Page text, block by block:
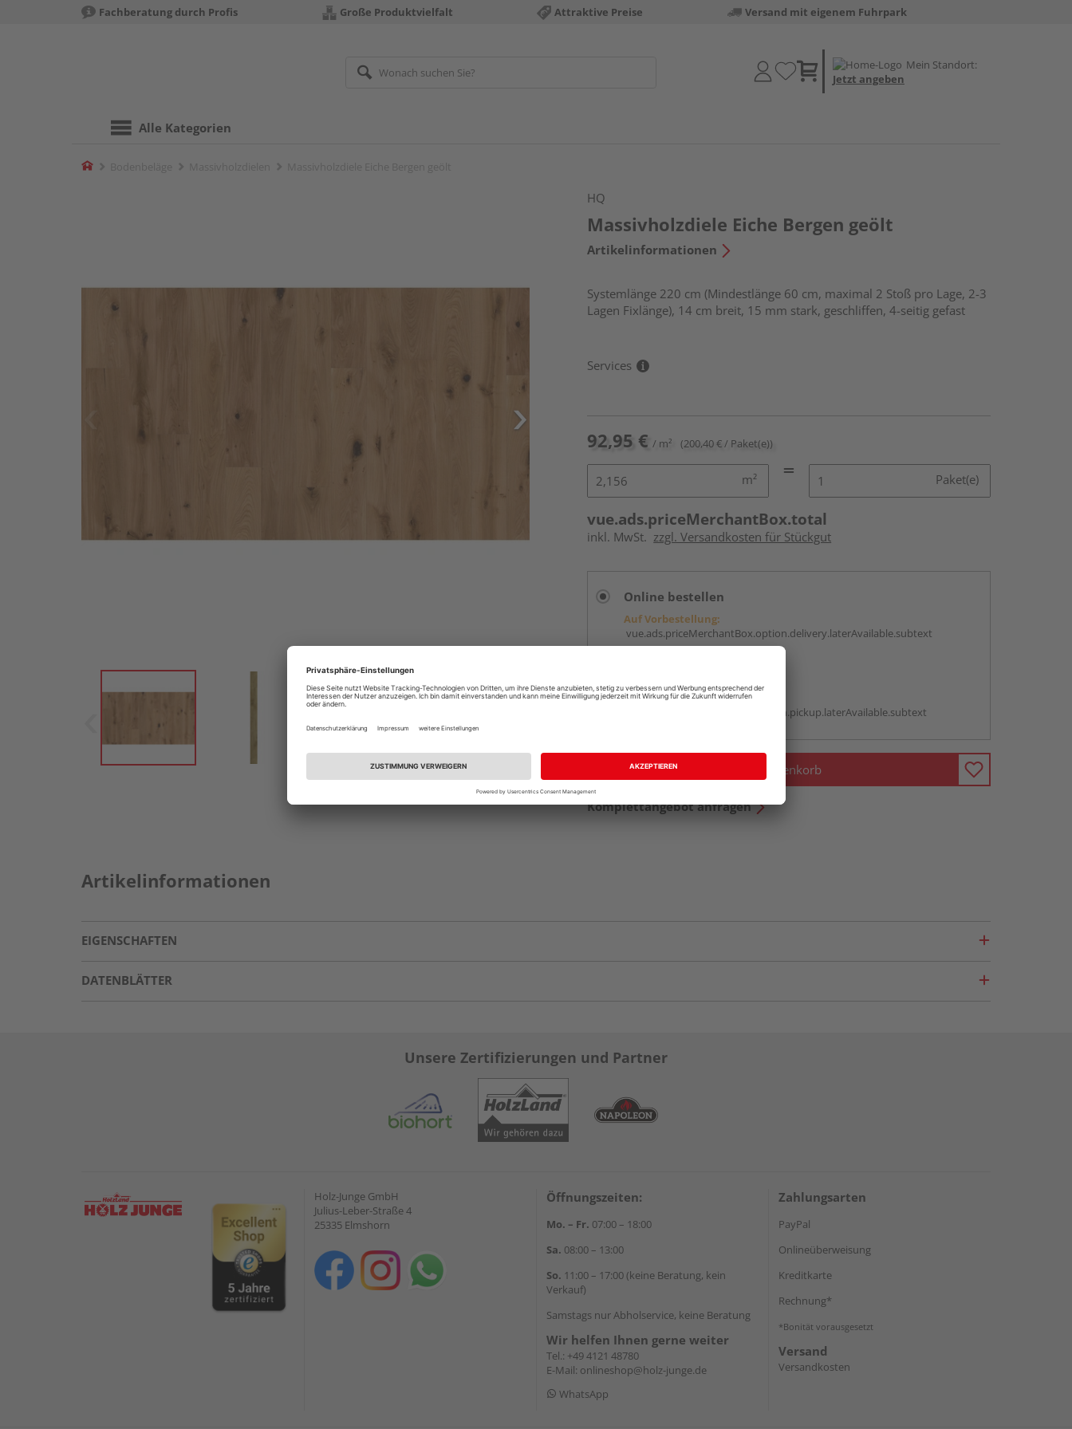
Fachberatung durch Profis Große Produktvielfalt Attraktive Preise Versand mit eigenem Fuhrpark
Mein Standort:
Jetzt angeben
Alle Kategorien
Home
HQ
Massivholzdiele Eiche Bergen geölt
Artikelinformationen
Systemlänge 220 cm (Mindestlänge 60 cm, maximal 2 Stoß pro Lage, 2-3
Lagen Fixlänge), 14 cm breit, 15 mm stark, geschliffen, 4-seitig gefast
Services
92,95 € / m² (200,40 € / Paket(e))
m² Paket(e)
vue.ads.priceMerchantBox.total
inkl. MwSt. zzgl. Versandkosten für Stückgut
Online bestellen
Auf Vorbestellung:
vue.ads.priceMerchantBox.option.delivery.laterAvailable.subtext
Auf Vorbestellung:
vue.ads.priceMerchantBox.option.pickup.laterAvailable.subtext
In den Warenkorb
Komplettangebot anfragen
Artikelinformationen
EIGENSCHAFTEN
DATENBLÄTTER
Unsere Zertifizierungen und Partner
Holz-Junge GmbH
Julius-Leber-Straße 4
25335 Elmshorn
Öffnungszeiten:
Mo. – Fr. 07:00 – 18:00
Sa. 08:00 – 13:00
So. 11:00 – 17:00 (keine Beratung, kein
Verkauf)
Samstags nur Abholservice, keine Beratung
Wir helfen Ihnen gerne weiter
Tel.: +49 4121 48780
E-Mail: onlineshop@holz-junge.de
WhatsApp
Zahlungsarten
PayPal
Onlineüberweisung
Kreditkarte
Rechnung*
*Bonität vorausgesetzt
Versand
Versandkosten